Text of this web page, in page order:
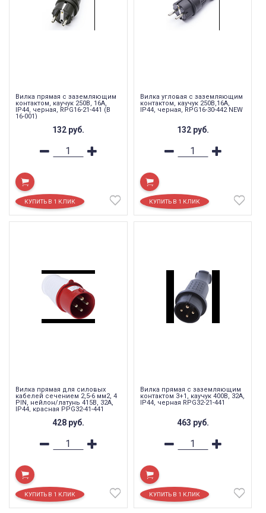
Вилка прямая с заземляющим
контактом, каучук 250В, 16A,
IP44, черная, RPG16-21-441 (В
16-001)
132 руб.
Вилка угловая с заземляющим
контактом, каучук 250В,16A,
IP44, черная, RPG16-30-442 NEW
132 руб.
Вилка прямая для силовых
кабелей сечением 2,5-6 мм2, 4
PIN, нейлон/латунь 415В, 32A,
IP44, красная PPG32-41-441
428 руб.
Вилка прямая с заземляющим
контактом 3+1, каучук 400В, 32A,
IP44, черная RPG32-21-441
463 руб.